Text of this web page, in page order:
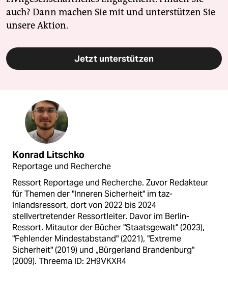
auch? Dann machen Sie mit und unterstützen Sie
unsere Aktion.
Jetzt unterstützen
Konrad Litschko
Reportage und Recherche
Ressort Reportage und Recherche. Zuvor Redakteur
für Themen der "Inneren Sicherheit" im taz-
Inlandsressort, dort von 2022 bis 2024
stellvertretender Ressortleiter. Davor im Berlin-
Ressort. Mitautor der Bücher "Staatsgewalt" (2023),
"Fehlender Mindestabstand" (2021), "Extreme
Sicherheit" (2019) und „Bürgerland Brandenburg"
(2009). Threema ID: 2H9VKXR4